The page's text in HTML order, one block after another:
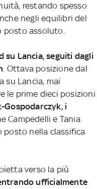
restando spesso
negli equilibri del
posto assoluto.
Lancia, seguiti dagli
. Ottava posizione dal
su Lancia, mai
le prime dieci posizioni
Gospodarczyk, i
Campedelli e Tania
posto nella classifica
verso la più
ufficialmente